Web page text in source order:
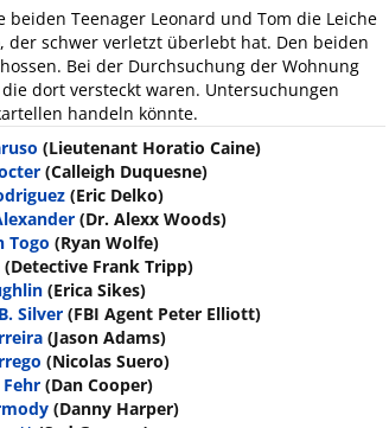
Teenager Leonard und Tom die Leiche
der schwer verletzt überlebt hat. Den beiden
Bei der Durchsuchung der Wohnung
dort versteckt waren. Untersuchungen
handeln könnte.
(Lieutenant Horatio Caine)
(Calleigh Duquesne)
(Eric Delko)
(Dr. Alexx Woods)
Togo (Ryan Wolfe)
(Detective Frank Tripp)
(Erica Sikes)
Silver (FBI Agent Peter Elliott)
(Jason Adams)
(Nicolas Suero)
(Dan Cooper)
(Danny Harper)